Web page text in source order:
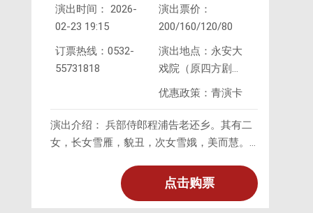
演出时间： 2026-
02-23 19:15
订票热线：0532-
55731818
演出票价：
200/160/120/80
演出地点：永安大
戏院（原四方剧
院）
优惠政策：青演卡
演出介绍： 兵部侍郎程浦告老还乡。其有二
女，长女雪雁，貌丑，次女雪娥，美而慧。
会。归，告夫人，拟以雪娥婚穆，夫人力主
先嫁长女。寿日，朱焕然来贺，见雪娥亦有
点击购票